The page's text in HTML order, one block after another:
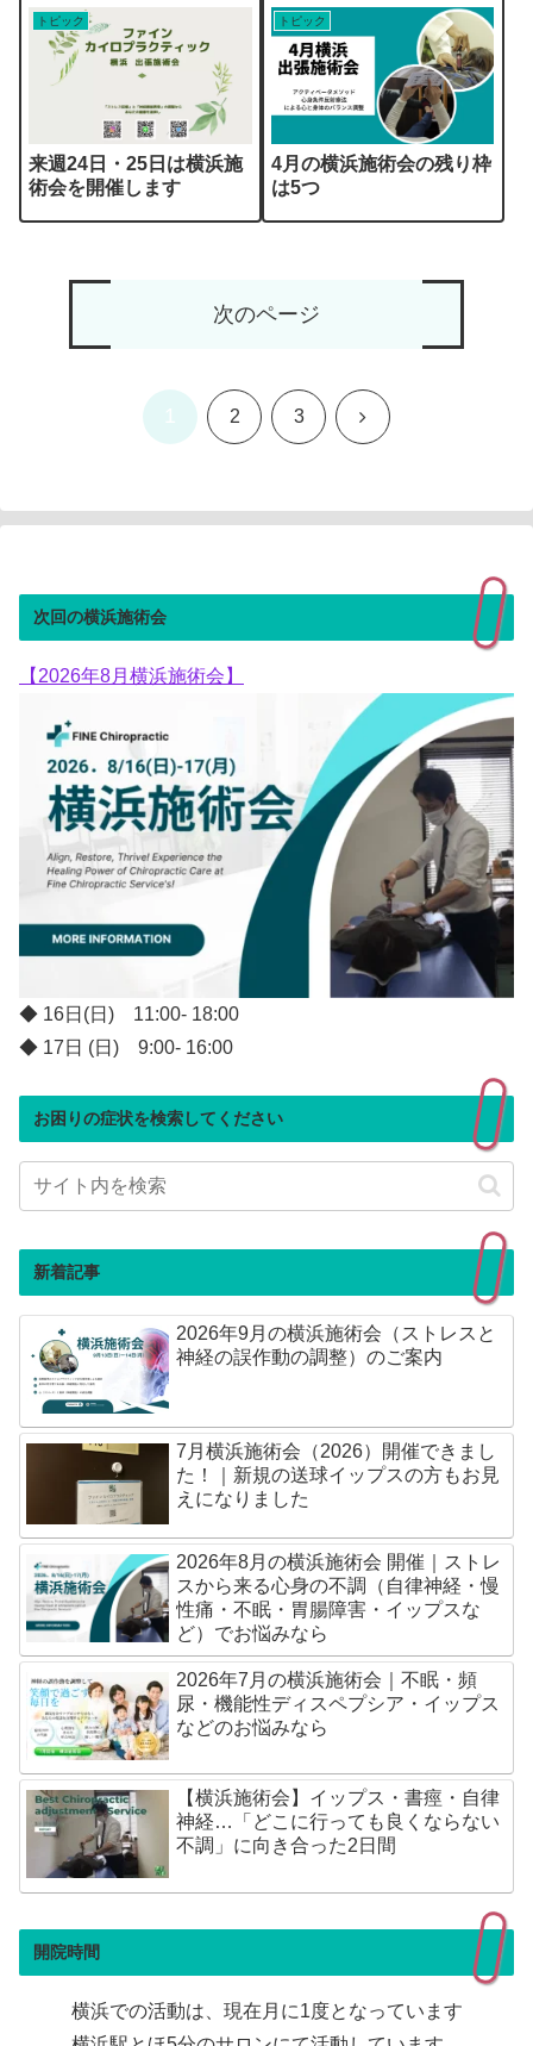
トピック
来週24日・25日は横浜施
術会を開催します
トピック
4月の横浜施術会の残り枠
は5つ
次のページ
1 2 3 次
次回の横浜施術会
【2026年8月横浜施術会】
◆ 16日(日) 11:00- 18:00
◆ 17日 (日) 9:00- 16:00
お困りの症状を検索してください
新着記事
2026年9月の横浜施術会（ストレスと
神経の誤作動の調整）のご案内
7月横浜施術会（2026）開催できまし
た！｜新規の送球イップスの方もお見
えになりました
2026年8月の横浜施術会 開催｜ストレ
スから来る心身の不調（自律神経・慢
性痛・不眠・胃腸障害・イップスな
ど）でお悩みなら
2026年7月の横浜施術会｜不眠・頻
尿・機能性ディスペプシア・イップス
などのお悩みなら
【横浜施術会】イップス・書痙・自律
神経…「どこに行っても良くならない
不調」に向き合った2日間
開院時間
横浜での活動は、現在月に1度となっています